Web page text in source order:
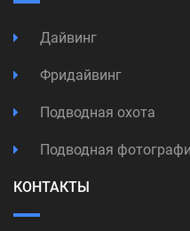
Дайвинг
Фридайвинг
Подводная охота
Подводная
КОНТАКТЫ